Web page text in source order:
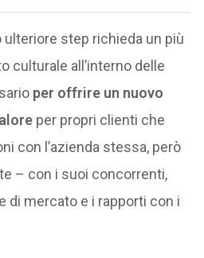
step richieda un più
culturale all’interno delle
per offrire un nuovo
per propri clienti che
con l’azienda stessa, però
– con i suoi concorrenti,
di mercato e i rapporti con i